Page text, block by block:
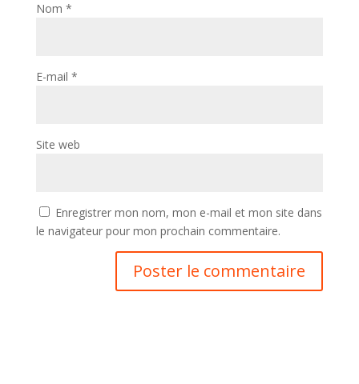
Nom *
E-mail *
Site web
Enregistrer mon nom, mon e-mail et mon site dans
le navigateur pour mon prochain commentaire.